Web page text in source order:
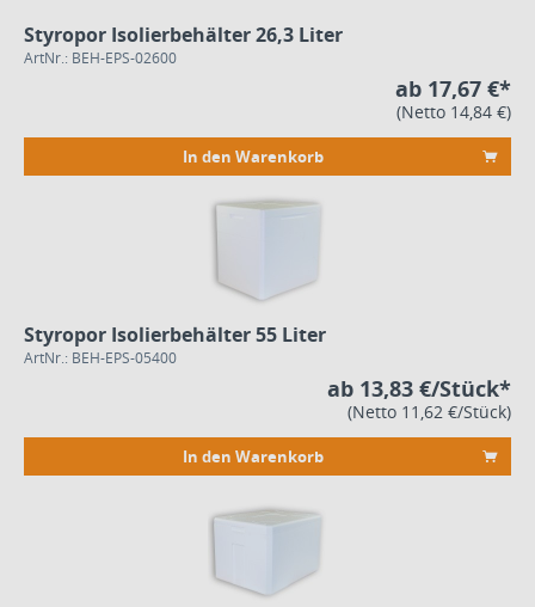
Styropor Isolierbehälter 26,3 Liter
ArtNr.: BEH-EPS-02600
ab 17,67 €*
(Netto 14,84 €)
In den Warenkorb
Styropor Isolierbehälter 55 Liter
ArtNr.: BEH-EPS-05400
ab 13,83 €/Stück*
(Netto 11,62 €/Stück)
In den Warenkorb